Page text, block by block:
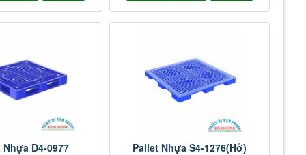
Nhựa D4-0977 Pallet Nhựa S4-1276(Hở)